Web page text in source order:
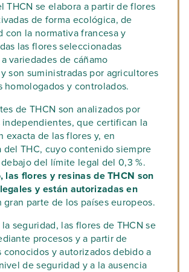
THCN se elabora a partir de flores
de forma ecológica, de
con la normativa francesa y
las flores seleccionadas
variedades de cáñamo
son suministradas por agricultores
homologados y controlados.
de THCN son analizados por
independientes, que certifican la
exacta de las flores y, en
del THC, cuyo contenido siempre
del límite legal del 0,3 %.
las flores y resinas de THCN son
y están autorizadas en
gran parte de los países europeos.
seguridad, las flores de THCN se
procesos y a partir de
conocidos y autorizados debido a
de seguridad y a la ausencia